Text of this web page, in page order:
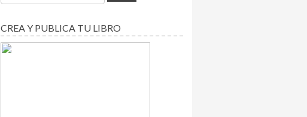
CREA Y PUBLICA TU LIBRO